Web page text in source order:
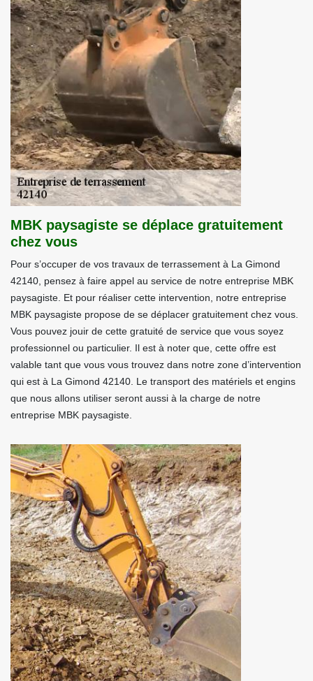
MBK paysagiste se déplace gratuitement
chez vous
Pour s’occuper de vos travaux de terrassement à La Gimond
42140, pensez à faire appel au service de notre entreprise MBK
paysagiste. Et pour réaliser cette intervention, notre entreprise
MBK paysagiste propose de se déplacer gratuitement chez vous.
Vous pouvez jouir de cette gratuité de service que vous soyez
professionnel ou particulier. Il est à noter que, cette offre est
valable tant que vous vous trouvez dans notre zone d’intervention
qui est à La Gimond 42140. Le transport des matériels et engins
que nous allons utiliser seront aussi à la charge de notre
entreprise MBK paysagiste.